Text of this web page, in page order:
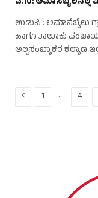
ಉಡುಪಿ : ಅಮಾಸೆಬೈಲು
ಹಾಗೂ ತಾಲೂಕು
ಅಲ್ಪಸಂಖ್ಯಾಕರ ಕಲ್ಯಾಣ
Previous
1 … 4